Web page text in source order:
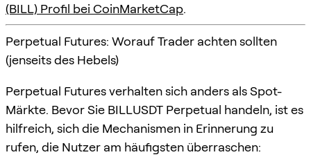
(BILL) Profil bei CoinMarketCap.
Perpetual Futures: Worauf Trader achten sollten
(jenseits des Hebels)
Perpetual Futures verhalten sich anders als Spot-
Märkte. Bevor Sie BILLUSDT Perpetual handeln, ist es
hilfreich, sich die Mechanismen in Erinnerung zu
rufen, die Nutzer am häufigsten überraschen: